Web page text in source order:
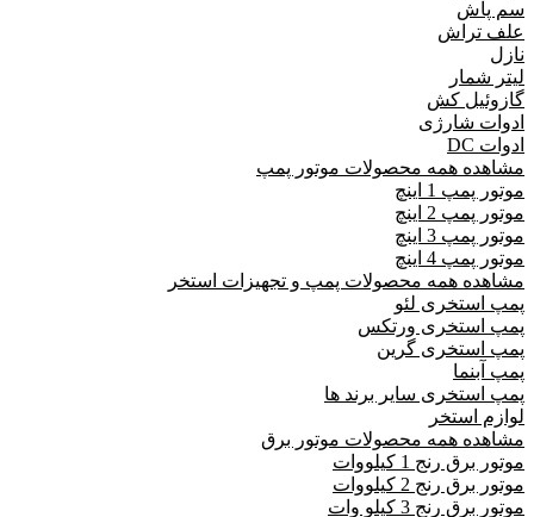
سم پاش
علف تراش
نازل
لیتر شمار
گازوئیل کش
ادوات شارژی
ادوات DC
مشاهده همه محصولات موتور پمپ
موتور پمپ 1 اینچ
موتور پمپ 2 اینچ
موتور پمپ 3 اینچ
موتور پمپ 4 اینچ
مشاهده همه محصولات پمپ و تجهیزات استخر
پمپ استخری لئو
پمپ استخری ورتکس
پمپ استخری گرین
پمپ آبنما
پمپ استخری سایر برند ها
لوازم استخر
مشاهده همه محصولات موتور برق
موتور برق رنج 1 کیلووات
موتور برق رنج 2 کیلووات
موتور برق رنج 3 کیلو وات